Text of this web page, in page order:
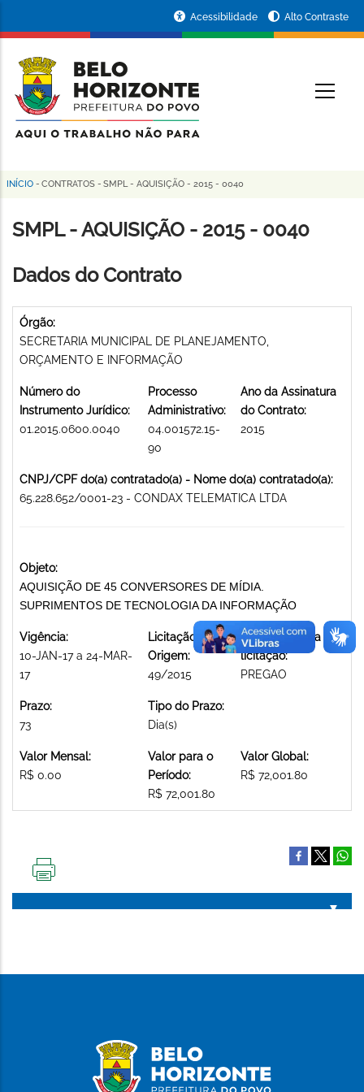
conteúdo
principal
da
Prefeitura
de
Horizonte
Acessibilidade Alto Contraste
Trilha
de
INÍCIO - CONTRATOS - SMPL - AQUISIÇÃO - 2015 - 0040
SMPL - AQUISIÇÃO - 2015 - 0040
Dados do Contrato
Órgão:
SECRETARIA MUNICIPAL DE PLANEJAMENTO,
ORÇAMENTO E INFORMAÇÃO
Número do
Instrumento Jurídico:
01.2015.0600.0040
Processo
Administrativo:
04.001572.15-
90
Ano da Assinatura
do Contrato:
2015
CNPJ/CPF do(a) contratado(a) - Nome do(a) contratado(a):
65.228.652/0001-23 - CONDAX TELEMATICA LTDA
Objeto:
AQUISIÇÃO DE 45 CONVERSORES DE MÍDIA.
SUPRIMENTOS DE TECNOLOGIA DA INFORMAÇÃO
Vigência:
10-JAN-17 a 24-MAR-
17
Licitação de
Origem:
49/2015
Modalidade da
licitação:
PREGAO
Prazo:
73
Tipo do Prazo:
Dia(s)
Valor Mensal:
R$ 0.00
Valor para o
Período:
R$ 72,001.80
Valor Global:
R$ 72,001.80
PÁGINA